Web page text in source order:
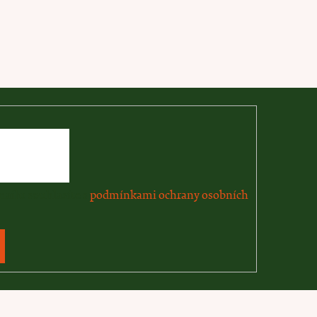
podmínkami ochrany osobních